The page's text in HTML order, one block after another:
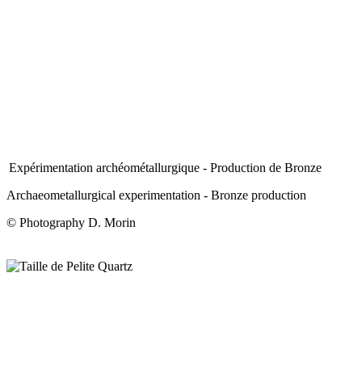
Expérimentation archéométallurgique - Production de Bronze
Archaeometallurgical experimentation - Bronze production
© Photography D. Morin